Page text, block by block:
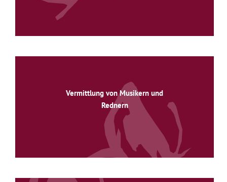
Vermittlung von Musikern und
Rednern